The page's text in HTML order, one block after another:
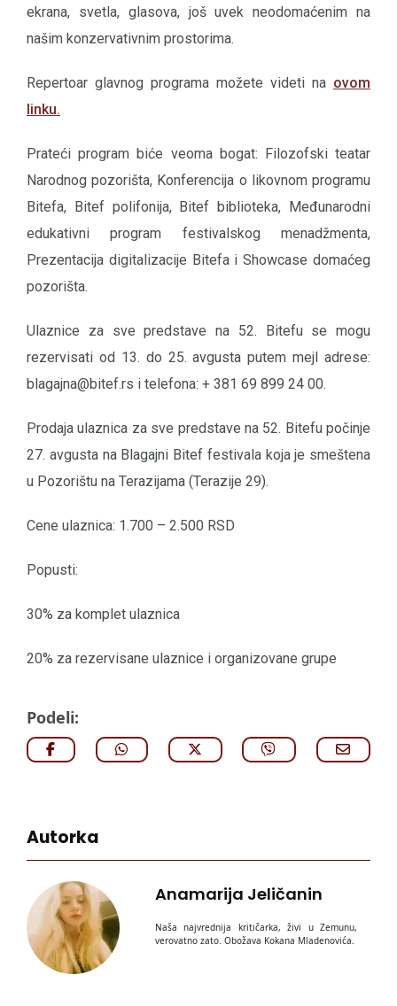
ekrana, svetla, glasova, još uvek neodomaćenim na
našim konzervativnim prostorima.
Repertoar glavnog programa možete videti na ovom
linku.
Prateći program biće veoma bogat: Filozofski teatar
Narodnog pozorišta, Konferencija o likovnom programu
Bitefa, Bitef polifonija, Bitef biblioteka, Međunarodni
edukativni program festivalskog menadžmenta,
Prezentacija digitalizacije Bitefa i Showcase domaćeg
pozorišta.
Ulaznice za sve predstave na 52. Bitefu se mogu
rezervisati od 13. do 25. avgusta putem mejl adrese:
blagajna@bitef.rs i telefona: + 381 69 899 24 00.
Prodaja ulaznica za sve predstave na 52. Bitefu počinje
27. avgusta na Blagajni Bitef festivala koja je smeštena
u Pozorištu na Terazijama (Terazije 29).
Cene ulaznica: 1.700 – 2.500 RSD
Popusti:
30% za komplet ulaznica
20% za rezervisane ulaznice i organizovane grupe
Podeli:
Autorka
Anamarija Jeličanin
Naša najvrednija kritičarka, živi u Zemunu,
verovatno zato. Obožava Kokana Mladenovića.